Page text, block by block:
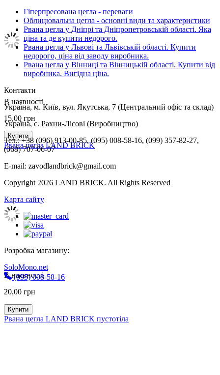
В наявності
15,00 грн
Купити
Рвана цегла LAND BRICK
В наявності
20,00 грн
Купити
Рвана цегла LAND BRICK пустотіла
Гіперпресована цегла - переваги
Облицювальна цегла - основні види та характеристики
Рвана цегла у Дніпрі та Дніпропетровській області. Яка
ціна та де купити недорого.
Рвана цегла у Львові та Львівській області. Купити
недорого, ціна від заводу виробника.
Рвана цегла у Вінниці та Вінницькій області. Купити від
виробника. Вигідна ціна.
Контакти
Українa, м. Київ, вул. Якутська, 7 (Центральний офіс та склад)
Україна, с. Рахни-Лісові (Виробництво)
Тел.: +38 (096) 913-00-85, (095) 008-58-16, (099) 357-82-27,
(068) 707-06-07
E-mail: zavodlandbrick@gmail.com
Copyright 2026 LAND BRICK. All Rights Reserved
Карта сайту
Розробка магазину:
SoloMono.net
(095) 008-58-16